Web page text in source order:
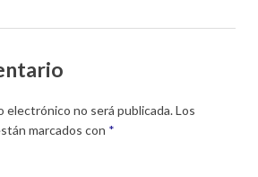
electrónico no será publicada.Los
marcados con *